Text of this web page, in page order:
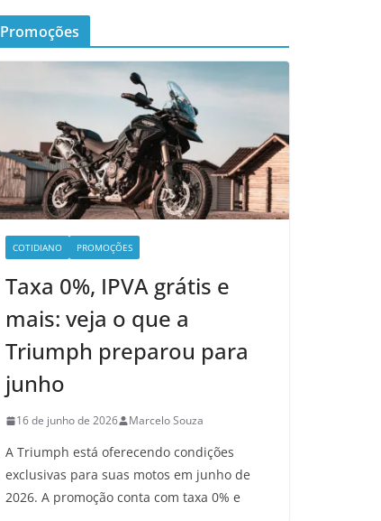
Promoções
COTIDIANO PROMOÇÕES
Taxa 0%, IPVA grátis e
mais: veja o que a
Triumph preparou para
junho
16 de junho de 2026 Marcelo Souza
A Triumph está oferecendo condições
exclusivas para suas motos em junho de
2026. A promoção conta com taxa 0% e